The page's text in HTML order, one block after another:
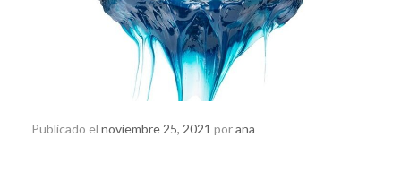
Publicado el noviembre 25, 2021 porana